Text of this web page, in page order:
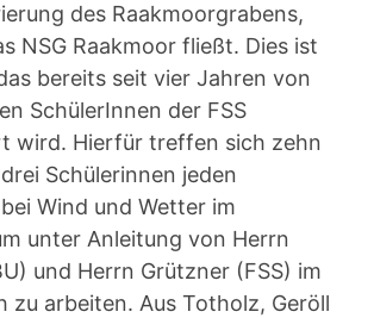
des Raakmoorgrabens,
NSG Raakmoor fließt. Dies ist
bereits seit vier Jahren von
SchülerInnen der FSS
wird. Hierfür treffen sich zehn
Schülerinnen jeden
Wind und Wetter im
unter Anleitung von Herrn
und Herrn Grützner (FSS) im
zu arbeiten. Aus Totholz, Geröll